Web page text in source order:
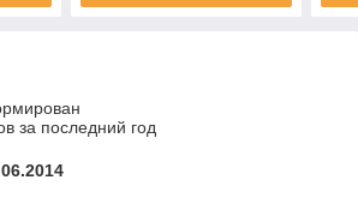
за последний год